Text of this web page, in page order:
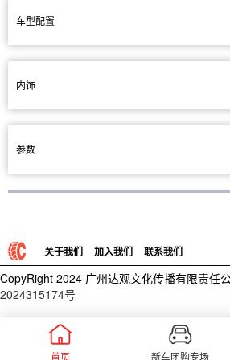
车型配置
内饰
参数
关于我们 加入我们 联系我们
CopyRight 2024 广州达观文化传播有限责任
2024315174号
首页 新车团购专场